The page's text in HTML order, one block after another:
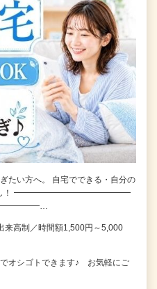
たい方へ。 自宅でできる・自分の
なし！ ━━━━━━━━━━━━━━
━━━━━…
来高制／時間額1,500円～5,000
オシゴトできます♪ お気軽にご